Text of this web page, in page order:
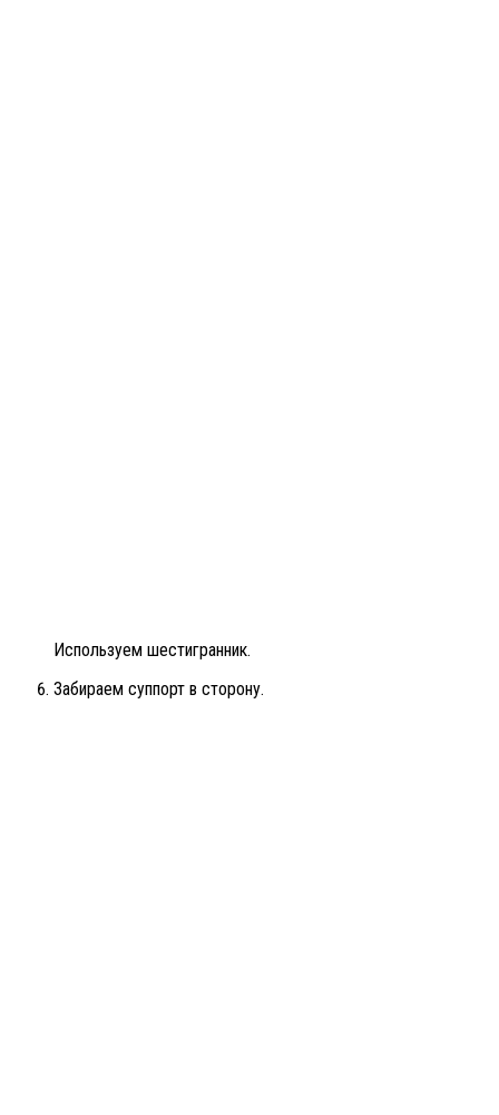
Используем шестигранник.
Забираем суппорт в сторону.